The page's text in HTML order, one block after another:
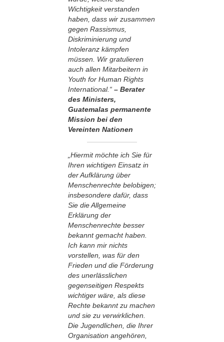
Wichtigkeit verstanden
haben, dass wir zusammen
gegen Rassismus,
Diskriminierung und
Intoleranz kämpfen
müssen. Wir gratulieren
auch allen Mitarbeitern in
Youth for Human Rights
International.“ – Berater
des Ministers,
Guatemalas permanente
Mission bei den
Vereinten Nationen
„Hiermit möchte ich Sie für
Ihren wichtigen Einsatz in
der Aufklärung über
Menschenrechte belobigen;
insbesondere dafür, dass
Sie die Allgemeine
Erklärung der
Menschenrechte besser
bekannt gemacht haben.
Ich kann mir nichts
vorstellen, was für den
Frieden und die Förderung
des unerlässlichen
gegenseitigen Respekts
wichtiger wäre, als diese
Rechte bekannt zu machen
und sie zu verwirklichen.
Die Jugendlichen, die Ihrer
Organisation angehören,